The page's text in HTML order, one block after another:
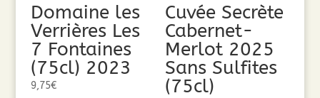
Domaine les
Verrières Les
7 Fontaines
(75cl) 2023
9,75€
Cuvée Secrète
Cabernet-
Merlot 2025
Sans Sulfites
(75cl)